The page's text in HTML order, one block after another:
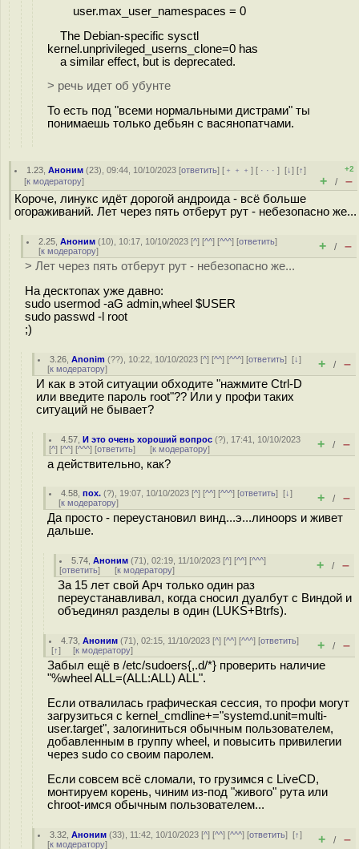
user.max_user_namespaces = 0
The Debian-specific sysctl
kernel.unprivileged_userns_clone=0 has
a similar effect, but is deprecated.
> речь идет об убунте
То есть под "всеми нормальными дистрами" ты
понимаешь только дебьян с васянопатчами.
1.23 ,Аноним (23), 09:44, 10/10/2023 [ответить] [ ﹢﹢﹢] [ · · ·][↓] [↑]
[к модератору]
+2
+ / –
Короче, линукс идёт дорогой андроида - всё больше
огораживаний. Лет через пять отберут рут - небезопасно же...
2.25 ,Аноним (10), 10:17, 10/10/2023 [^] [^^] [^^^] [ответить]
[к модератору] + / –
> Лет через пять отберут рут - небезопасно же...
На десктопах уже давно:
sudo usermod -aG admin,wheel $USER
sudo passwd -l root
;)
3.26 ,Anonim (??), 10:22, 10/10/2023 [^] [^^] [^^^] [ответить][↓]
[к модератору] + / –
И как в этой ситуации обходите "нажмите Ctrl-D
или введите пароль root"?? Или у профи таких
ситуаций не бывает?
4.57 ,И это очень хороший вопрос (?), 17:41, 10/10/2023
[^] [^^] [^^^] [ответить] [к модератору] + / –
а действительно, как?
4.58 ,пох. (?), 19:07, 10/10/2023 [^] [^^] [^^^] [ответить][↓]
[к модератору] + / –
Да просто - переустановил винд...э...линoops и живет
дальше.
5.74 ,Аноним (71), 02:19, 11/10/2023 [^] [^^] [^^^]
[ответить] [к модератору] + / –
За 15 лет свой Арч только один раз
переустанавливал, когда сносил дуалбут с Виндой и
объединял разделы в один (LUKS+Btrfs).
4.73 ,Аноним (71), 02:15, 11/10/2023 [^] [^^] [^^^] [ответить]
[↑] [к модератору] + / –
Забыл ещё в /etc/sudoers{,.d/*} проверить наличие
"%wheel ALL=(ALL:ALL) ALL".
Если отвалилась графическая сессия, то профи могут
загрузиться с kernel_cmdline+="systemd.unit=multi-
user.target", залогиниться обычным пользователем,
добавленным в группу wheel, и повысить привилегии
через sudo со своим паролем.
Если совсем всё сломали, то грузимся с LiveCD,
монтируем корень, чиним из-под "живого" рута или
chroot-имся обычным пользователем...
3.32 ,Аноним (33), 11:42, 10/10/2023 [^] [^^] [^^^] [ответить][↑]
[к модератору] + / –